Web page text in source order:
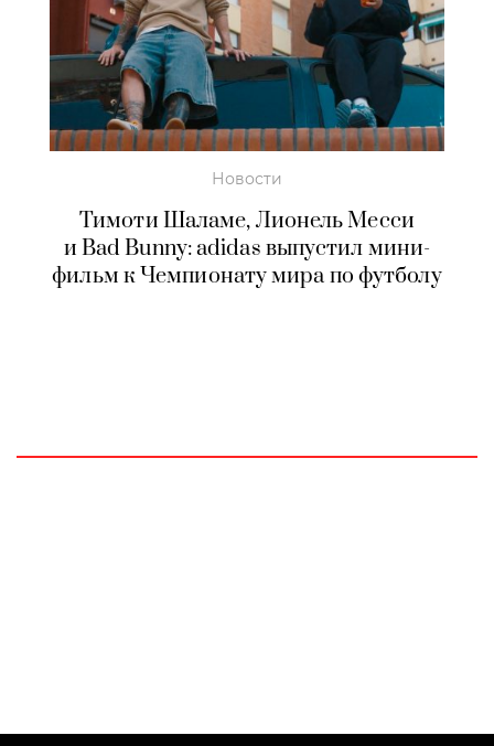
Новости
Тимоти Шаламе, Лионель Месси
и Bad Bunny: adidas выпустил мини-
фильм к Чемпионату мира по футболу